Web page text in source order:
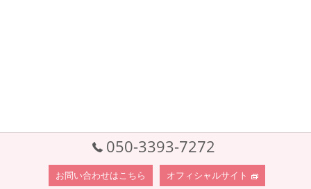
050-3393-7272
お問い合わせはこちら オフィシャルサイト